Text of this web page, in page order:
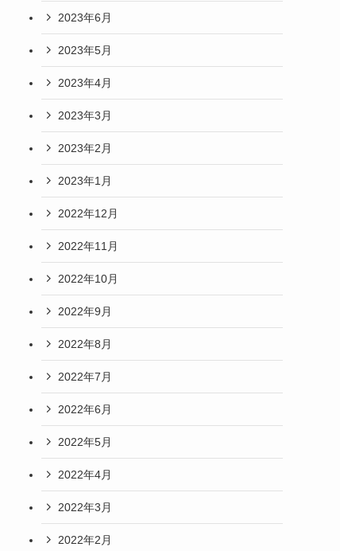
2023年6月
2023年5月
2023年4月
2023年3月
2023年2月
2023年1月
2022年12月
2022年11月
2022年10月
2022年9月
2022年8月
2022年7月
2022年6月
2022年5月
2022年4月
2022年3月
2022年2月